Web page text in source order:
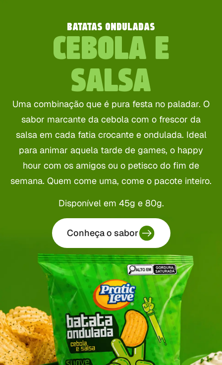
BATATAS ONDULADAS
CEBOLA E
SALSA
Uma combinação que é pura festa no paladar. O
sabor marcante da cebola com o frescor da
salsa em cada fatia crocante e ondulada. Ideal
para animar aquela tarde de games, o happy
hour com os amigos ou o petisco do fim de
semana. Quem come uma, come o pacote inteiro.
Disponível em 45g e 80g.
Conheça o sabor